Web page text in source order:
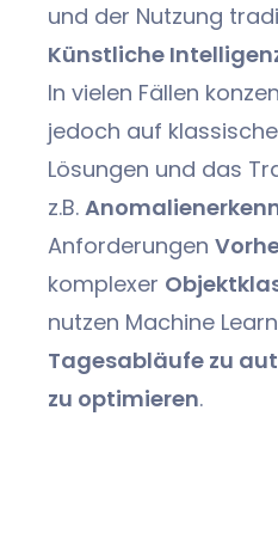
und der Nutzung
Künstliche
In vielen Fällen
jedoch auf
Lösungen und das
z.B.
Anforderungen
komplexer
nutzen Machine
Tagesabläufe zu
zu optimieren.